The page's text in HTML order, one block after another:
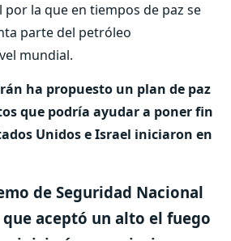
por la que en tiempos de paz se
parte del petróleo
mundial.
ha propuesto un plan de paz
que podría ayudar a poner fin
Unidos e Israel iniciaron en
de Seguridad Nacional
aceptó un alto el fuego